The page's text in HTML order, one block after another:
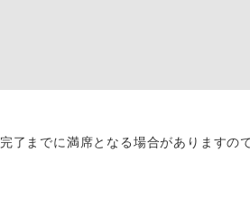
までに満席となる場合がありますの
気にせず、ガイドさんの説明をじっ
。